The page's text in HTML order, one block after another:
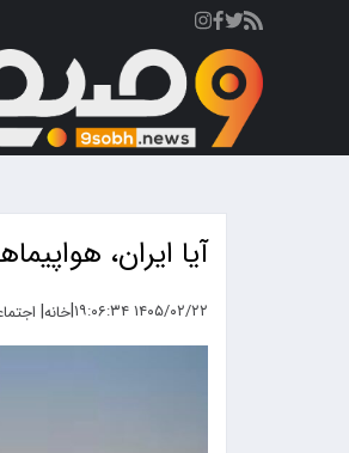
آیا ایران،
۱۴۰۵/۰۲/۲۲ ۱۹:۰۶:۳۴ |خانه|